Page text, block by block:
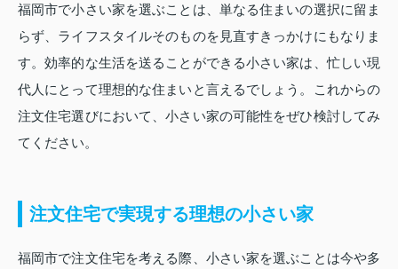
福岡市で小さい家を選ぶことは、単なる住まいの選択に留ま
らず、ライフスタイルそのものを見直すきっかけにもなりま
す。効率的な生活を送ることができる小さい家は、忙しい現
代人にとって理想的な住まいと言えるでしょう。これからの
注文住宅選びにおいて、小さい家の可能性をぜひ検討してみ
てください。
注文住宅で実現する理想の小さい家
福岡市で注文住宅を考える際、小さい家を選ぶことは今や多